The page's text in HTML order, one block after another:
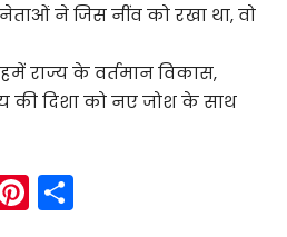
ने जिस नींव को रखा था, वो
हमें राज्य के वर्तमान विकास,
की दिशा को नए जोश के साथ
Pi